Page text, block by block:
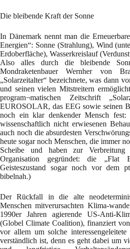
Die bleibende Kraft der Sonne
In Dänemark nennt man die
Energien“: Sonne (Strahlung), Wind
Erdoberfläche), Wasserkreislauf
Also alles durch die bleibende
Mondraketenbauer Wernher von
„Solarzeitalter“ bezeichnete, was dann
und seinen vielen Mitstreitern
program¬matischen Zeitschrift
EUROSOLAR, das EEG sowie seinen
noch ein klar denkender Mensch
wissenschaftlich nicht erwiesenen
auch noch die absurdesten
heute sogar noch Menschen, die immer
Scheibe und haben zur
Organisation gegründet: die „Flat
Geisteszustand sogar noch vor dem
bibelnah.)
Der Rückfall in die alte
Menschen mitverursachten Klima-
1990er Jahren agierende US-Anti-
(Globel Climate Coalition), finanziert
vor allem um solche
verständlich ist, denn es geht dabei um